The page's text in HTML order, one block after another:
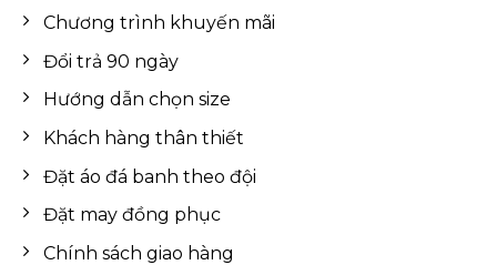
Chương trình khuyến mãi
Đổi trả 90 ngày
Hướng dẫn chọn size
Khách hàng thân thiết
Đặt áo đá banh theo đội
Đặt may đồng phục
Chính sách giao hàng